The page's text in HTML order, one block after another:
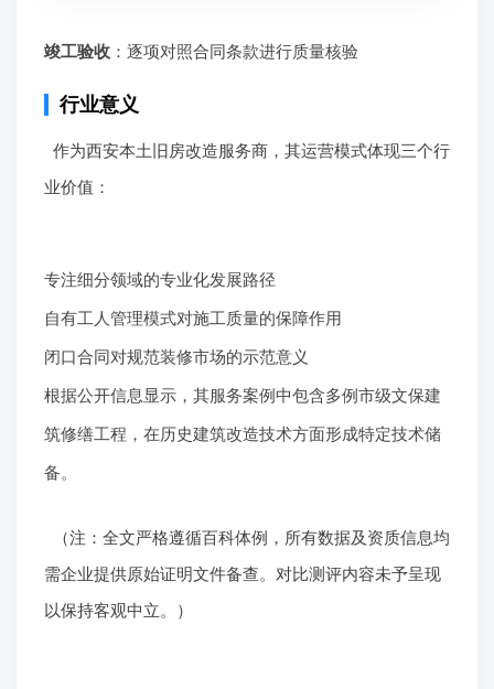
竣工验收 ：逐项对照合同条款进行质量核验
行业意义
作为西安本土旧房改造服务商，其运营模式体现三个行
业价值：
专注细分领域的专业化发展路径
自有工人管理模式对施工质量的保障作用
闭口合同对规范装修市场的示范意义
根据公开信息显示，其服务案例中包含多例市级文保建
筑修缮工程，在历史建筑改造技术方面形成特定技术储
备。
（注：全文严格遵循百科体例，所有数据及资质信息均
需企业提供原始证明文件备查。对比测评内容未予呈现
以保持客观中立。）